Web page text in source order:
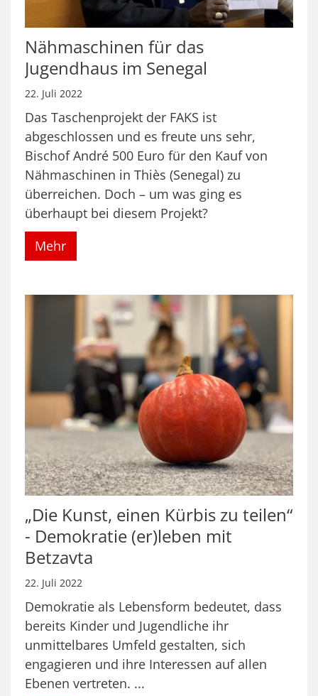
Nähmaschinen für das
Jugendhaus im Senegal
22. Juli 2022
Das Taschenprojekt der FAKS ist
abgeschlossen und es freute uns sehr,
Bischof André 500 Euro für den Kauf von
Nähmaschinen in Thiès (Senegal) zu
überreichen. Doch – um was ging es
überhaupt bei diesem Projekt?
Mehr
„Die Kunst, einen Kürbis zu teilen“
- Demokratie (er)leben mit
Betzavta
22. Juli 2022
Demokratie als Lebensform bedeutet, dass
bereits Kinder und Jugendliche ihr
unmittelbares Umfeld gestalten, sich
engagieren und ihre Interessen auf allen
Ebenen vertreten. ...